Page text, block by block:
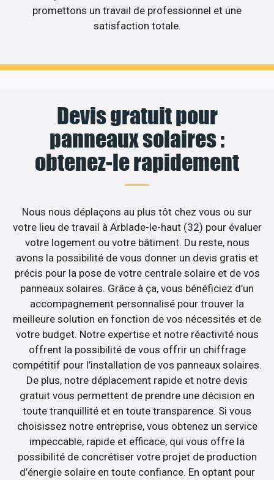
promettons un travail de professionnel et une
satisfaction totale.
Devis gratuit pour
panneaux solaires :
obtenez-le rapidement
Nous nous déplaçons au plus tôt chez vous ou sur
votre lieu de travail à Arblade-le-haut (32) pour évaluer
votre logement ou votre bâtiment. Du reste, nous
avons la possibilité de vous donner un devis gratis et
précis pour la pose de votre centrale solaire et de vos
panneaux solaires. Grâce à ça, vous bénéficiez d’un
accompagnement personnalisé pour trouver la
meilleure solution en fonction de vos nécessités et de
votre budget. Notre expertise et notre réactivité nous
offrent la possibilité de vous offrir un chiffrage
compétitif pour l’installation de vos panneaux solaires.
De plus, notre déplacement rapide et notre devis
gratuit vous permettent de prendre une décision en
toute tranquillité et en toute transparence. Si vous
choisissez notre entreprise, vous obtenez un service
impeccable, rapide et efficace, qui vous offre la
possibilité de concrétiser votre projet de production
d’énergie solaire en toute confiance. En optant pour